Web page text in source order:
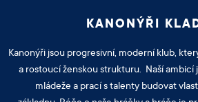
KANONÝŘI
Kanonýři jsou progresivní, moderní klub,
a rostoucí ženskou strukturu. Naší
mládeže a prací s talenty budovat